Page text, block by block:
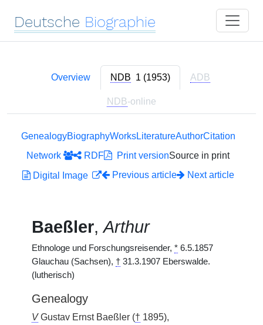
Deutsche Biographie
Overview NDB 1 (1953) ADB
NDB-online
GenealogyBiographyWorksLiteratureAuthorCitation
Network
RDF Print versionSource in print
Digital Image
Previous article Next article
Baeßler,Arthur
Ethnologe und Forschungsreisender, * 6.5.1857
Glauchau (Sachsen), † 31.3.1907 Eberswalde.
(lutherisch)
Genealogy
VGustav Ernst Baeßler († 1895),